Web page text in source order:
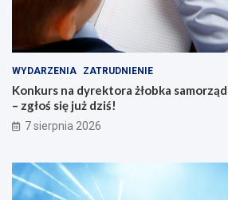
WYDARZENIA ZATRUDNIENIE
Konkurs na dyrektora żłobka
– zgłoś się już dziś!
7 sierpnia 2026